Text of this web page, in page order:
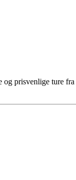
prisvenlige ture